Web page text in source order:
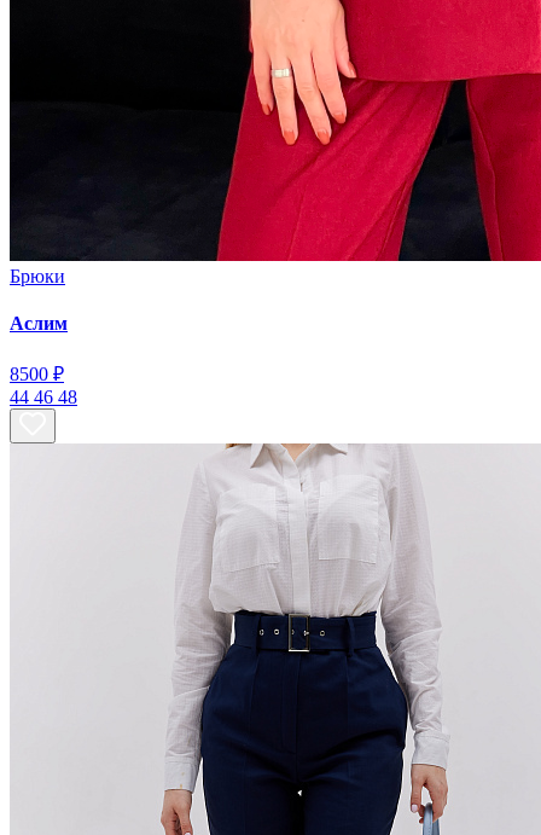
Брюки
Аслим
8500 ₽
44 46 48